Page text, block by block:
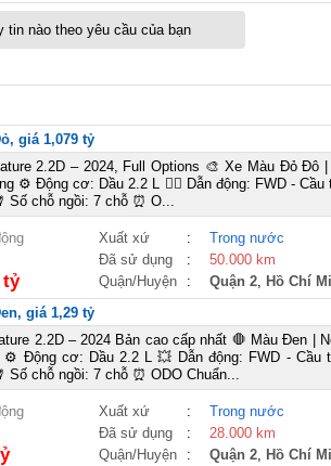
tin nào theo yêu cầu của bạn
giá 1,079 tỷ
2.2D – 2024, Full Options 🎨 Xe Màu Đỏ Đô |
⚙️ Động cơ: Dầu 2.2 L 🚴‍♀️ Dẫn động: FWD -
Số chỗ ngồi: 7 chỗ ⏰ O...
Xuất xứ :
Trong nước
Đã sử dụng :
50.000 km
tỷ Quận/Huyện : Quận 2, Hồ Chí
giá 1,29 tỷ
2.2D – 2024 Bản cao cấp nhất 🛑 Màu Đen |
⚙️ Động cơ: Dầu 2.2 L 💥 Dẫn động: FWD - Cầu
Số chỗ ngồi: 7 chỗ ⏰ ODO Chuẩn...
Xuất xứ :
Trong nước
Đã sử dụng :
28.000 km
Quận/Huyện : Quận 2, Hồ Chí